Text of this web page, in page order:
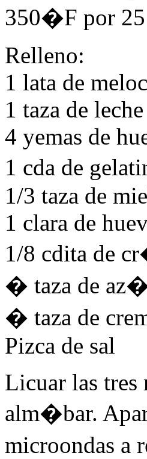
350�F por 25
Relleno:
1 lata de
1 taza de leche
4 yemas de
1 cda de
1/3 taza de
1 clara de
1/8 cdita de
� taza de
� taza de
Pizca de sal
Licuar las tres
alm�bar.
microondas a